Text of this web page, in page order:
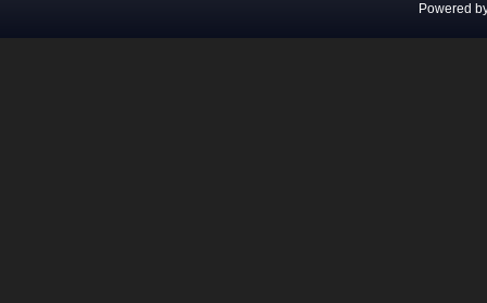
Powered